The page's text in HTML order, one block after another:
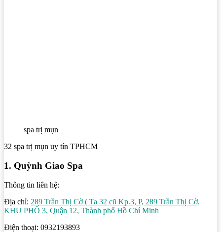
spa trị mụn
32 spa trị mụn uy tín TPHCM
1. Quỳnh Giao Spa
Thông tin liên hệ:
Địa chỉ: 289 Trần Thị Cờ ( Ta 32 cũ Kp.3, P, 289 Trần Thị Cờ,
KHU PHỐ 3, Quận 12, Thành phố Hồ Chí Minh
Điện thoại: 0932193893